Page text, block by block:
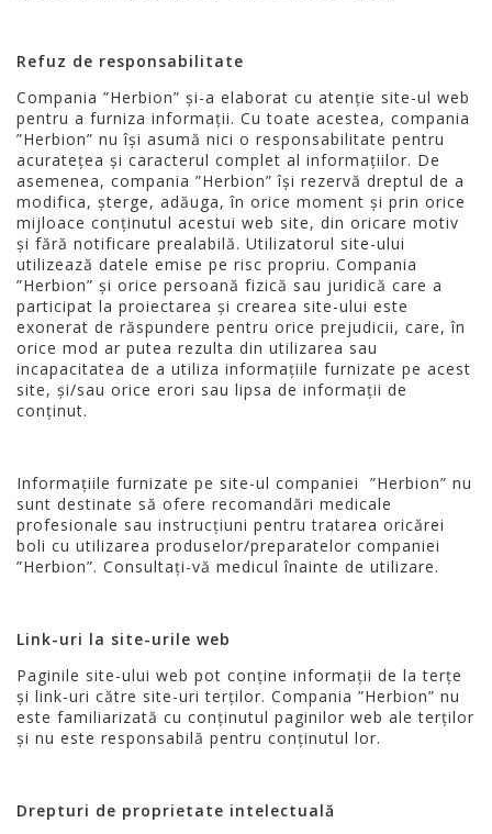
Refuz de responsabilitate
Compania ”Herbion” și-a elaborat cu atenție site-ul web
pentru a furniza informații. Cu toate acestea, compania
”Herbion” nu își asumă nici o responsabilitate pentru
acuratețea și caracterul complet al informațiilor. De
asemenea, compania ”Herbion” își rezervă dreptul de a
modifica, șterge, adăuga, în orice moment și prin orice
mijloace conținutul acestui web site, din oricare motiv
și fără notificare prealabilă. Utilizatorul site-ului
utilizează datele emise pe risc propriu. Compania
”Herbion” și orice persoană fizică sau juridică care a
participat la proiectarea și crearea site-ului este
exonerat de răspundere pentru orice prejudicii, care, în
orice mod ar putea rezulta din utilizarea sau
incapacitatea de a utiliza informațiile furnizate pe acest
site, și/sau orice erori sau lipsa de informații de
conținut.
Informațiile furnizate pe site-ul companiei ”Herbion” nu
sunt destinate să ofere recomandări medicale
profesionale sau instrucțiuni pentru tratarea oricărei
boli cu utilizarea produselor/preparatelor companiei
”Herbion”. Consultați-vă medicul înainte de utilizare.
Link-uri la site-urile web
Paginile site-ului web pot conține informații de la terțe
și link-uri către site-uri terților. Compania ”Herbion” nu
este familiarizată cu conținutul paginilor web ale terților
și nu este responsabilă pentru conținutul lor.
Drepturi de proprietate intelectuală